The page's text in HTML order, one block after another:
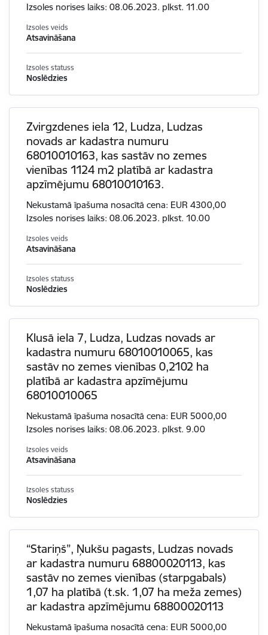
Izsoles norises laiks: 08.06.2023. plkst. 11.00
Izsoles veids
Atsavināšana
Izsoles statuss
Noslēdzies
Zvirgzdenes iela 12, Ludza, Ludzas
novads ar kadastra numuru
68010010163, kas sastāv no zemes
vienības 1124 m2 platībā ar kadastra
apzīmējumu 68010010163.
Nekustamā īpašuma nosacītā cena: EUR 4300,00
Izsoles norises laiks: 08.06.2023. plkst. 10.00
Izsoles veids
Atsavināšana
Izsoles statuss
Noslēdzies
Klusā iela 7, Ludza, Ludzas novads ar
kadastra numuru 68010010065, kas
sastāv no zemes vienības 0,2102 ha
platībā ar kadastra apzīmējumu
68010010065
Nekustamā īpašuma nosacītā cena: EUR 5000,00
Izsoles norises laiks: 08.06.2023. plkst. 9.00
Izsoles veids
Atsavināšana
Izsoles statuss
Noslēdzies
“Stariņš”, Ņukšu pagasts, Ludzas novads
ar kadastra numuru 68800020113, kas
sastāv no zemes vienības (starpgabals)
1,07 ha platībā (t.sk. 1,07 ha meža zemes)
ar kadastra apzīmējumu 68800020113
Nekustamā īpašuma nosacītā cena: EUR 5000,00